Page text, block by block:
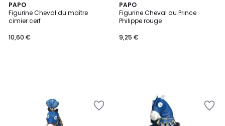
PAPO
Figurine Cheval du maître
cimier cerf
10,60 €
PAPO
Figurine Cheval du Prince
Philippe rouge
9,25 €